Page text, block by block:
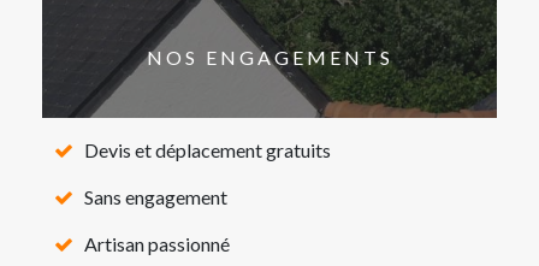
NOS ENGAGEMENTS
Devis et déplacement gratuits
Sans engagement
Artisan passionné